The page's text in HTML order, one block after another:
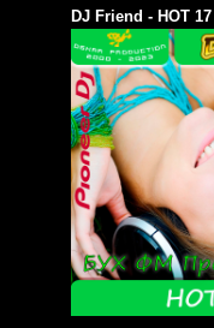
DJ Friend - HOT 17